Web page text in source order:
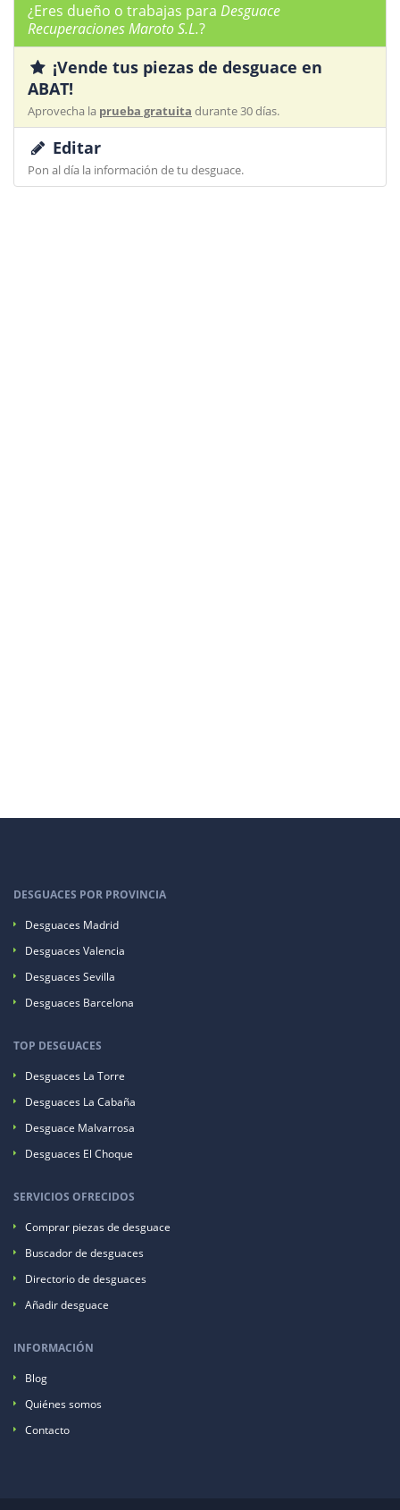
¿Eres dueño o trabajas para Desguace
Recuperaciones Maroto S.L.?
¡Vende tus piezas de desguace en
ABAT!
Aprovecha la prueba gratuita durante 30 días.
Editar
Pon al día la información de tu desguace.
DESGUACES POR PROVINCIA
Desguaces Madrid
Desguaces Valencia
Desguaces Sevilla
Desguaces Barcelona
TOP DESGUACES
Desguaces La Torre
Desguaces La Cabaña
Desguace Malvarrosa
Desguaces El Choque
SERVICIOS OFRECIDOS
Comprar piezas de desguace
Buscador de desguaces
Directorio de desguaces
Añadir desguace
INFORMACIÓN
Blog
Quiénes somos
Contacto